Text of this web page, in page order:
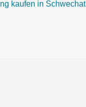
kaufen in Schwechat